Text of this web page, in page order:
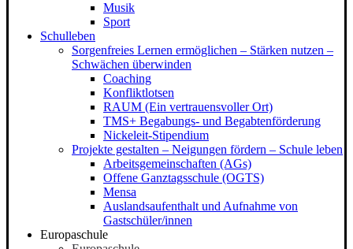
Musik
Sport
Schulleben
Sorgenfreies Lernen ermöglichen – Stärken nutzen –
Schwächen überwinden
Coaching
Konfliktlotsen
RAUM (Ein vertrauensvoller Ort)
TMS+ Begabungs- und Begabtenförderung
Nickeleit-Stipendium
Projekte gestalten – Neigungen fördern – Schule leben
Arbeitsgemeinschaften (AGs)
Offene Ganztagsschule (OGTS)
Mensa
Auslandsaufenthalt und Aufnahme von
Gastschüler/innen
Europaschule